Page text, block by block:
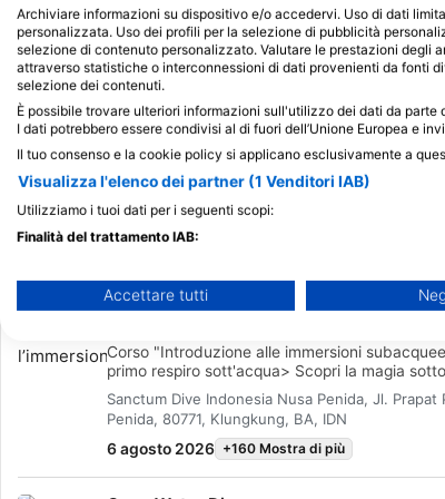
105 4
Corso "Introduzione alle immersioni
primo respiro sott'acqua> Scopri la magia
superficie con il nostro corso “Introduzione alle
immersioni subacquee”, progettato per chi non
ancora la certificazione.> Schema del corso:> * Ore
8:00: Allenamento in piscina (circa 45 minuti)> *
Seguite da 2 immersioni guidate in mare
Sanctum Dive Indonesia Nusa Penida, Jl. Prapat
Penida, 80771, Klungkung, BA, IDN
6 agosto 2026 +160 Mostra di più
Archiviare informazioni su dispositivo e/o accedervi. Uso di dati
personalizzata. Uso dei profili per la selezione di pubblicità
selezione di contenuto personalizzato. Valutare le prestazioni degli
attraverso statistiche o interconnessioni di dati provenienti da fonti
selezione dei contenuti.
È possibile trovare ulteriori informazioni sull'utilizzo dei dati da
I dati potrebbero essere condivisi al di fuori dell’Unione Europea e
Il tuo consenso e la cookie policy si applicano esclusivamente a
Visualizza l'elenco dei partner (1 Venditori IAB)
Utilizziamo i tuoi dati per i seguenti scopi:
Finalità del trattamento IAB:
Utilizzare dati limitati per la selezione della pubblicità
Creare profili per la pubblicità personalizzata
Utilizzare profili per la selezione di pubblicità
Creare profili per la personalizzazione dei contenuti
Accettare tutti